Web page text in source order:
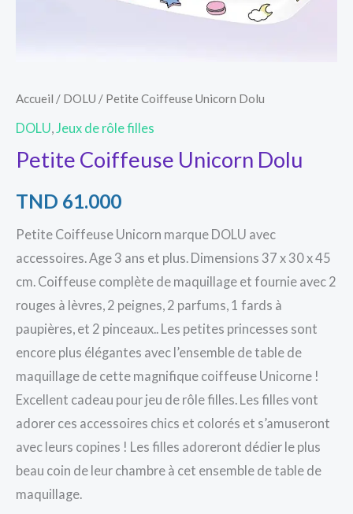
Accueil / DOLU / Petite Coiffeuse Unicorn Dolu
DOLU Jeux de rôle filles
Petite Coiffeuse Unicorn Dolu
TND 61.000
Petite Coiffeuse Unicorn marque DOLU avec
accessoires. Age 3 ans et plus. Dimensions 37 x 30 x 45
cm. Coiffeuse complète de maquillage et fournie avec 2
rouges à lèvres, 2 peignes, 2 parfums, 1 fards à
paupières, et 2 pinceaux.. Les petites princesses sont
encore plus élégantes avec l’ensemble de table de
maquillage de cette magnifique coiffeuse Unicorne !
Excellent cadeau pour jeu de rôle filles. Les filles vont
adorer ces accessoires chics et colorés et s’amuseront
avec leurs copines ! Les filles adoreront dédier le plus
beau coin de leur chambre à cet ensemble de table de
maquillage.